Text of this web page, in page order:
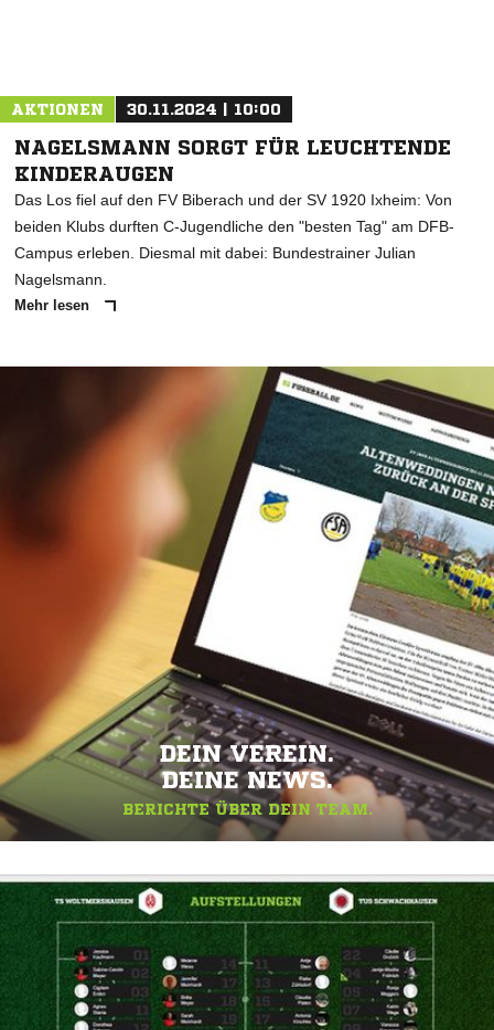
AKTIONEN 30.11.2024 | 10:00
NAGELSMANN SORGT FÜR LEUCHTENDE
KINDERAUGEN
Das Los fiel auf den FV Biberach und der SV 1920 Ixheim: Von
beiden Klubs durften C-Jugendliche den "besten Tag" am DFB-
Campus erleben. Diesmal mit dabei: Bundestrainer Julian
Nagelsmann.
Mehr lesen
DEIN VEREIN.
DEINE NEWS.
BERICHTE ÜBER DEIN TEAM.